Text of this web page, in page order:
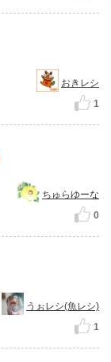
おきレシ
1
ちゅらゆーな
0
うぉレシ(魚レシ)
1